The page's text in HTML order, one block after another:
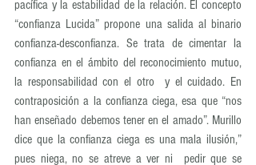
pacífica y la estabilidad de la relación. El concepto
“confianza Lucida” propone una salida al binario
confianza-desconfianza. Se trata de cimentar la
confianza en el ámbito del reconocimiento mutuo,
la responsabilidad con el otro  y el cuidado. En
contraposición a la confianza ciega, esa que “nos
han enseñado debemos tener en el amado”. Murillo
dice que la confianza ciega es una mala ilusión,”
pues niega, no se atreve a ver ni  pedir que se